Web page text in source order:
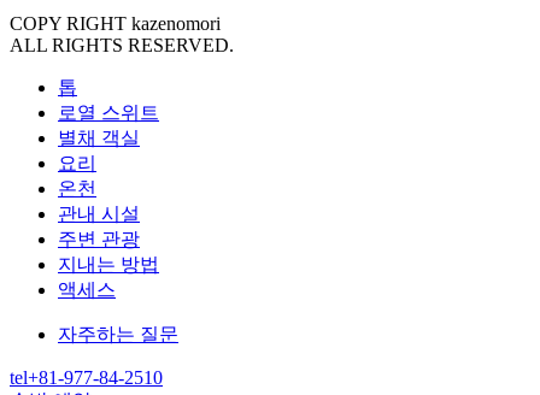
COPY RIGHT kazenomori
ALL RIGHTS RESERVED.
톱
로열 스위트
별채 객실
요리
온천
관내 시설
주변 관광
지내는 방법
액세스
자주하는 질문
tel+81-977-84-2510